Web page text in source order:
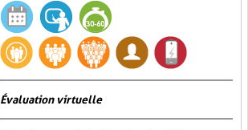
Évaluation virtuelle